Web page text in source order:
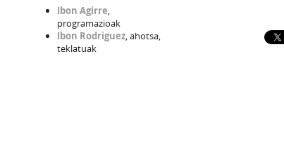
Ibon Agirre,
programazioak
Ibon Rodriguez, ahotsa,
teklatuak